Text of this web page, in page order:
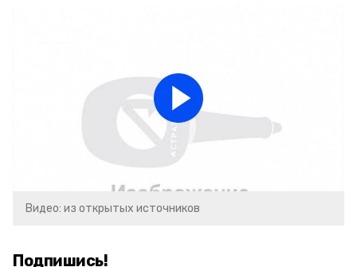
Видео: из открытых источников
Подпишись!